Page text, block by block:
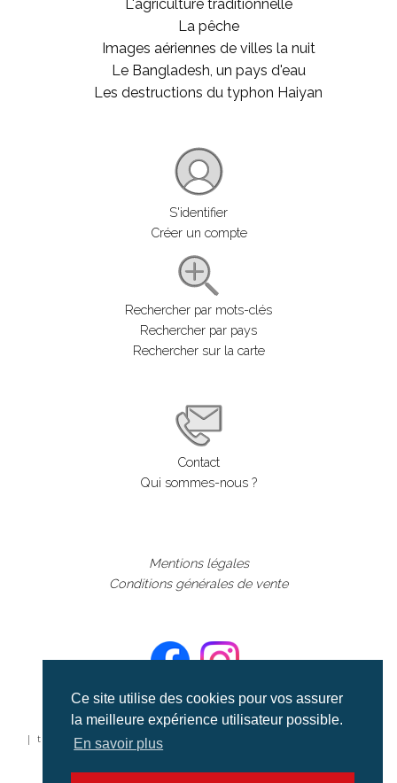
Ce site utilise des cookies pour vos assurer
la meilleure expérience utilisateur possible.
En savoir plus
L'agriculture traditionnelle
La pêche
Images aériennes de villes la nuit
Le Bangladesh, un pays d'eau
Les destructions du typhon Haiyan
S'identifier
Créer un compte
Rechercher par mots-clés
Rechercher par pays
Rechercher sur la carte
Contact
Qui sommes-nous ?
Mentions légales
Conditions générales de vente
©aerialcollection marque déposée 2024
| tous droits réservés | aerialcollection.fr banque d'images
aériennes et documentaires video et cinéma |